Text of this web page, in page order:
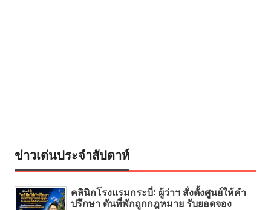
ข่าวเด่นประจำสัปดาห์
คลินิกโรงแรมกระบี่: ผู้ว่าฯ สั่งตั้งศูนย์ให้คำ
ปรึกษา ดันที่พักถูกกฎหมาย รับยอดจอง